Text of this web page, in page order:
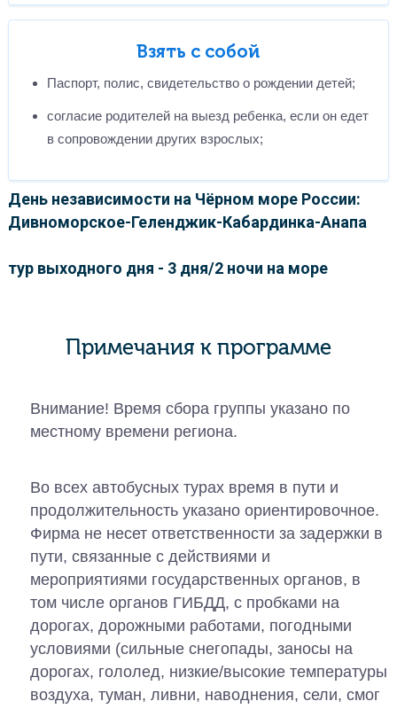
Взять с собой
Паспорт, полис, свидетельство о рождении детей;
согласие родителей на выезд ребенка, если он едет
в сопровождении других взрослых;
День независимости на Чёрном море России:
Дивноморское-Геленджик-Кабардинка-Анапа
тур выходного дня - 3 дня/2 ночи на море
Примечания к программе
Внимание! Время сбора группы указано по
местному времени региона.
Во всех автобусных турах время в пути и
продолжительность указано ориентировочное.
Фирма не несет ответственности за задержки в
пути, связанные с действиями и
мероприятиями государственных органов, в
том числе органов ГИБДД, с пробками на
дорогах, дорожными работами, погодными
условиями (сильные снегопады, заносы на
дорогах, гололед, низкие/высокие температуры
воздуха, туман, ливни, наводнения, сели, смог